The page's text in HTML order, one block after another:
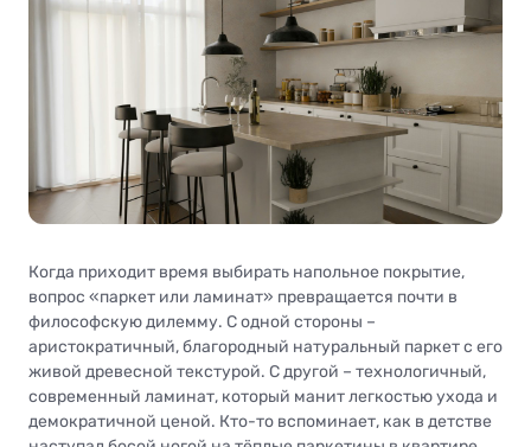
Когда приходит время выбирать напольное покрытие,
вопрос «паркет или ламинат» превращается почти в
философскую дилемму. С одной стороны –
аристократичный, благородный натуральный паркет с его
живой древесной текстурой. С другой – технологичный,
современный ламинат, который манит легкостью ухода и
демократичной ценой. Кто-то вспоминает, как в детстве